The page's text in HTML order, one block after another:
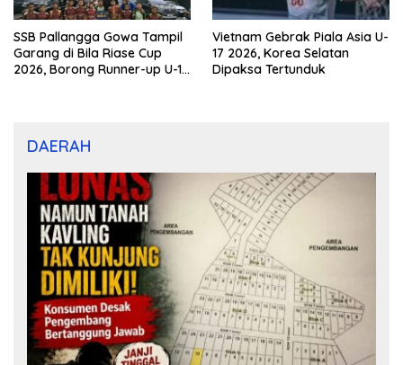
SSB Pallangga Gowa Tampil
Garang di Bila Riase Cup
2026, Borong Runner-up U-10
Vietnam Gebrak Piala Asia U-
17 2026, Korea Selatan
Dipaksa Tertunduk
DAERAH